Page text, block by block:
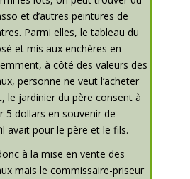
et d’autres peintures de
Parmi elles, le tableau du
et mis aux enchères en
à côté des valeurs des
personne ne veut l’acheter
le jardinier du père consent à
5 dollars en souvenir de
avait pour le père et le fils.
à la mise en vente des
mais le commissaire-priseur